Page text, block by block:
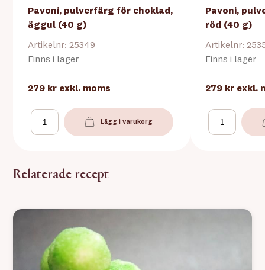
Pavoni, pulverfärg för choklad,
äggul (40 g)
Artikelnr: 25349
Finns i lager
279 kr exkl. moms
Lägg i varukorg
Pavoni,
röd (40 g)
Artikelnr:
Finns i lager
279 kr exkl.
Relaterade recept